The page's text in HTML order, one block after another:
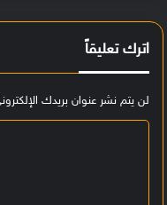
اترك تعليقاً
لن يتم نشر عنوان بريدك